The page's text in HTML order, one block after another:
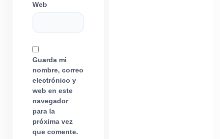
Web
Guarda mi
nombre, correo
electrónico y
web en este
navegador
para la
próxima vez
que comente.